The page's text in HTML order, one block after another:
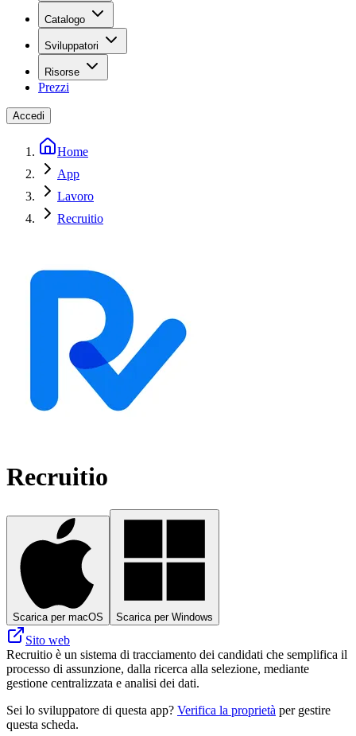
Catalogo
Sviluppatori
Risorse
Prezzi
Accedi
Home
App
Lavoro
Recruitio
Recruitio
Scarica per macOS Scarica per Windows
Sito web
Recruitio è un sistema di tracciamento dei candidati che semplifica il
processo di assunzione, dalla ricerca alla selezione, mediante
gestione centralizzata e analisi dei dati.
Sei lo sviluppatore di questa app? Verifica la proprietà per gestire
questa scheda.